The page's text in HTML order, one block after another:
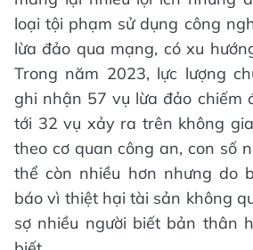
loại tội phạm sử dụng công
lừa đảo qua mạng, có xu
Trong năm 2023, lực lượng
ghi nhận 57 vụ lừa đảo chiếm
tới 32 vụ xảy ra trên không
theo cơ quan công an, con số
thể còn nhiều hơn nhưng do
báo vì thiệt hại tài sản không
sợ nhiều người biết bản thân